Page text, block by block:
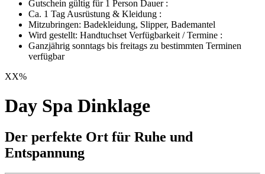
Gutschein gültig für 1 Person Dauer :
Ca. 1 Tag Ausrüstung & Kleidung :
Mitzubringen: Badekleidung, Slipper, Bademantel
Wird gestellt: Handtuchset Verfügbarkeit / Termine :
Ganzjährig sonntags bis freitags zu bestimmten Terminen
verfügbar
XX%
Day Spa Dinklage
Der perfekte Ort für Ruhe und
Entspannung